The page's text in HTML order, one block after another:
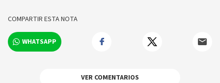
COMPARTIR ESTA NOTA
WHATSAPP
VER COMENTARIOS